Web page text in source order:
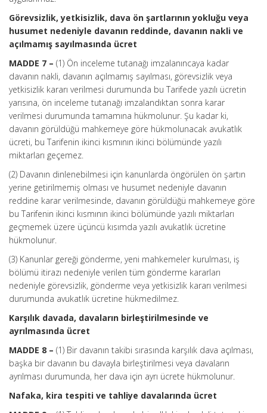
Görevsizlik, yetkisizlik, dava ön şartlarının yokluğu veya
husumet nedeniyle davanın reddinde, davanın nakli ve
açılmamış sayılmasında ücret
MADDE 7 – (1) Ön inceleme tutanağı imzalanıncaya kadar
davanın nakli, davanın açılmamış sayılması, görevsizlik veya
yetkisizlik kararı verilmesi durumunda bu Tarifede yazılı ücretin
yarısına, ön inceleme tutanağı imzalandıktan sonra karar
verilmesi durumunda tamamına hükmolunur. Şu kadar ki,
davanın görüldüğü mahkemeye göre hükmolunacak avukatlık
ücreti, bu Tarifenin ikinci kısmının ikinci bölümünde yazılı
miktarları geçemez.
(2) Davanın dinlenebilmesi için kanunlarda öngörülen ön şartın
yerine getirilmemiş olması ve husumet nedeniyle davanın
reddine karar verilmesinde, davanın görüldüğü mahkemeye göre
bu Tarifenin ikinci kısmının ikinci bölümünde yazılı miktarları
geçmemek üzere üçüncü kısımda yazılı avukatlık ücretine
hükmolunur.
(3) Kanunlar gereği gönderme, yeni mahkemeler kurulması, iş
bölümü itirazı nedeniyle verilen tüm gönderme kararları
nedeniyle görevsizlik, gönderme veya yetkisizlik kararı verilmesi
durumunda avukatlık ücretine hükmedilmez.
Karşılık davada, davaların birleştirilmesinde ve
ayrılmasında ücret
MADDE 8 – (1) Bir davanın takibi sırasında karşılık dava açılması,
başka bir davanın bu davayla birleştirilmesi veya davaların
ayrılması durumunda, her dava için ayrı ücrete hükmolunur.
Nafaka, kira tespiti ve tahliye davalarında ücret